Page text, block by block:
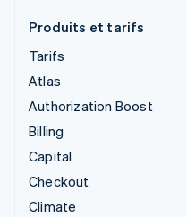
Produits et tarifs
Tarifs
Atlas
Authorization Boost
Billing
Capital
Checkout
Climate